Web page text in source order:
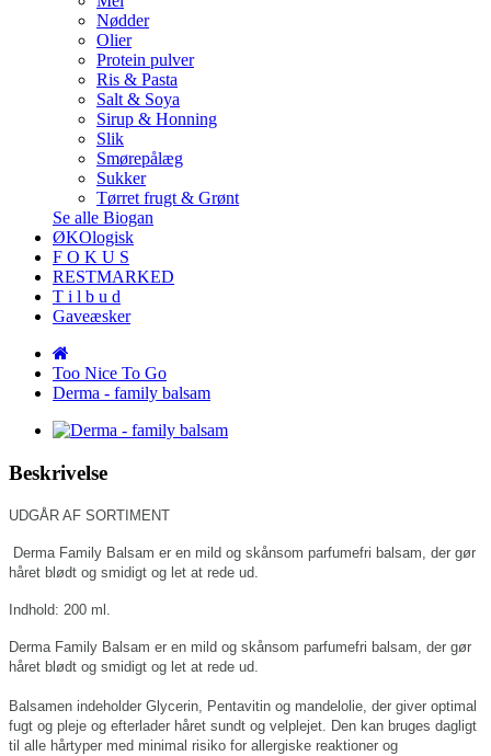
Nødder
Olier
Protein pulver
Ris & Pasta
Salt & Soya
Sirup & Honning
Slik
Smørepålæg
Sukker
Tørret frugt & Grønt
Se alle Biogan
ØKOlogisk
F O K U S
RESTMARKED
T i l b u d
Gaveæsker
Too Nice To Go
Derma - family balsam
Beskrivelse
UDGÅR AF SORTIMENT
Derma Family Balsam er en mild og skånsom parfumefri balsam, der gør
håret blødt og smidigt og let at rede ud.
Indhold: 200 ml.
Derma Family Balsam er en mild og skånsom parfumefri balsam, der gør
håret blødt og smidigt og let at rede ud.
Balsamen indeholder Glycerin, Pentavitin og mandelolie, der giver optimal
fugt og pleje og efterlader håret sundt og velplejet. Den kan bruges dagligt
til alle hårtyper med minimal risiko for allergiske reaktioner og